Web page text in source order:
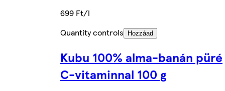
699 Ft/l
Quantity controls
Hozzáad
Kubu 100% alma-banán püré
C-vitaminnal 100 g